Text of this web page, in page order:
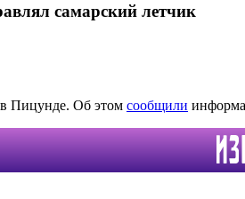
самарский летчик
Пицунде. Об этом сообщили